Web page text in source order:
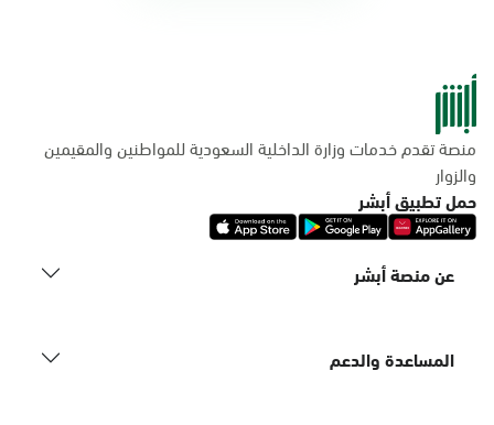
منصة تقدم خدمات وزارة الداخلية السعودية للمواطنين والمقيمين
والزوار
حمل تطبيق أبشر
عن منصة أبشر
المساعدة والدعم